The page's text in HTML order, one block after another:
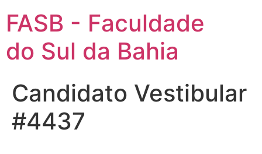
FASB - Faculdade
do Sul da Bahia
Candidato Vestibular
#4437